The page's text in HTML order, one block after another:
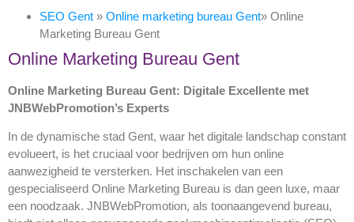
SEO Gent » Online marketing bureau Gent» Online
Marketing Bureau Gent
Online Marketing Bureau Gent
Online Marketing Bureau Gent: Digitale Excellente met
JNBWebPromotion’s Experts
In de dynamische stad Gent, waar het digitale landschap constant
evolueert, is het cruciaal voor bedrijven om hun online
aanwezigheid te versterken. Het inschakelen van een
gespecialiseerd Online Marketing Bureau is dan geen luxe, maar
een noodzaak. JNBWebPromotion, als toonaangevend bureau,